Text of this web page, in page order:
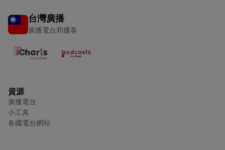
台灣廣播
廣播電台和播客
資源
廣播電台
小工具
各國電台網站